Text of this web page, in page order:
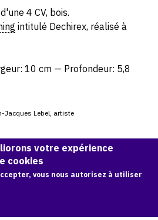
4 CV, bois.
intitulé Dechirex, réalisé à
10 cm — Profondeur: 5,8
Jacques Lebel, artiste
CETTE ŒUVRE
Lebel,Masque - 1965
Jacques Lebel, OAM.ark:38997/o
votre expérience
cookies
vous nous autorisez à utiliser